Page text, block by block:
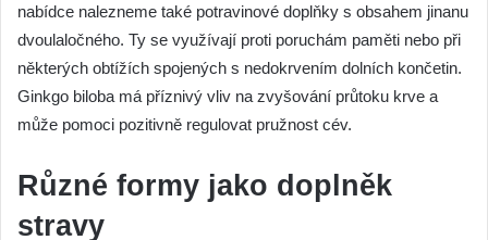
nabídce nalezneme také potravinové doplňky s obsahem jinanu
dvoulaločného. Ty se využívají proti poruchám paměti nebo při
některých obtížích spojených s nedokrvením dolních končetin.
Ginkgo biloba má příznivý vliv na zvyšování průtoku krve a
může pomoci pozitivně regulovat pružnost cév.
Různé formy jako doplněk
stravy